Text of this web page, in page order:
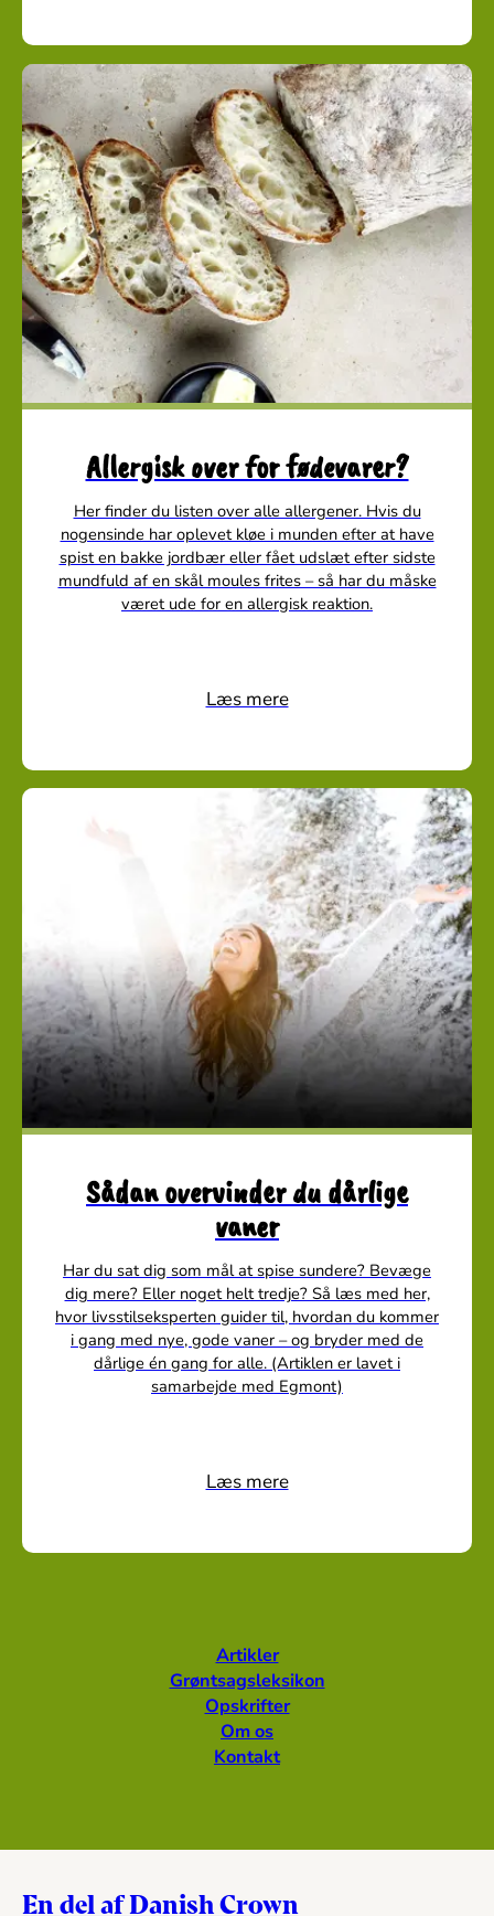
Allergisk over for fødevarer?
Her finder du listen over alle allergener. Hvis du
nogensinde har oplevet kløe i munden efter at have
spist en bakke jordbær eller fået udslæt efter sidste
mundfuld af en skål moules frites – så har du måske
været ude for en allergisk reaktion.
Læs mere
Sådan overvinder du dårlige
vaner
Har du sat dig som mål at spise sundere? Bevæge
dig mere? Eller noget helt tredje? Så læs med her,
hvor livsstilseksperten guider til, hvordan du kommer
i gang med nye, gode vaner – og bryder med de
dårlige én gang for alle. (Artiklen er lavet i
samarbejde med Egmont)
Læs mere
Artikler
Grøntsagsleksikon
Opskrifter
Om os
Kontakt
En del af Danish Crown